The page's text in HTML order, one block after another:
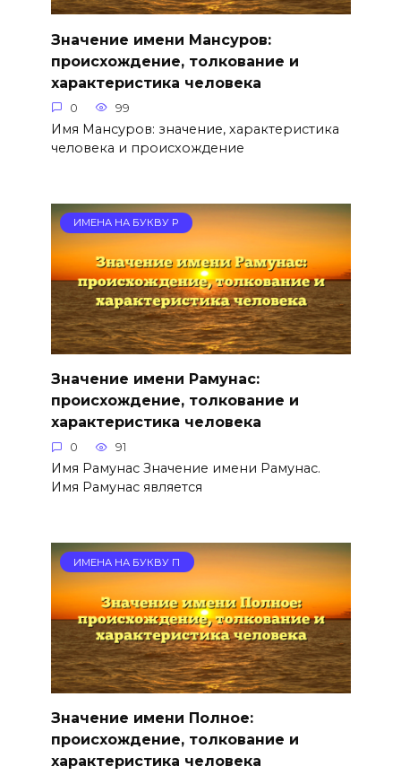
Значение имени Мансуров:
происхождение, толкование и
характеристика человека
0 99
Имя Мансуров: значение, характеристика
человека и происхождение
ИМЕНА НА БУКВУ Р
Значение имени Рамунас:
происхождение, толкование и
характеристика человека
0 91
Имя Рамунас Значение имени Рамунас.
Имя Рамунас является
ИМЕНА НА БУКВУ П
Значение имени Полное:
происхождение, толкование и
характеристика человека